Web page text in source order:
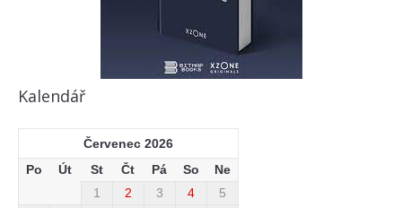
Kalendář
Červenec 2026
Po
Út St Čt Pá So Ne
1 2 3 4
5